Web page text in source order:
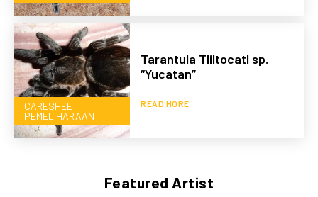
CARESHEET
PEMELIHARAAN
Tarantula Tliltocatl sp.
“Yucatan”
READ MORE
Featured Artist